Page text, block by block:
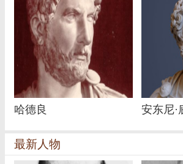
哈德良 安东尼·
最新人物